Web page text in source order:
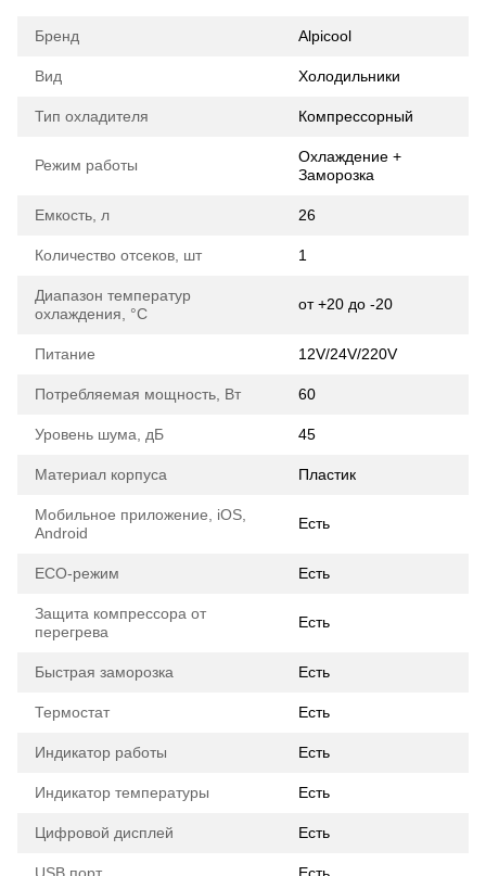
Бренд Alpicool
Вид Холодильники
Тип охладителя Компрессорный
Режим работы
Охлаждение +
Заморозка
Емкость, л 26
Количество отсеков, шт 1
Диапазон температур
охлаждения, °C
от +20 до -20
Питание 12V/24V/220V
Потребляемая мощность, Вт 60
Уровень шума, дБ 45
Материал корпуса Пластик
Мобильное приложение, iOS,
Android
Есть
ECO-режим Есть
Защита компрессора от
перегрева
Есть
Быстрая заморозка Есть
Термостат Есть
Индикатор работы Есть
Индикатор температуры Есть
Цифровой дисплей Есть